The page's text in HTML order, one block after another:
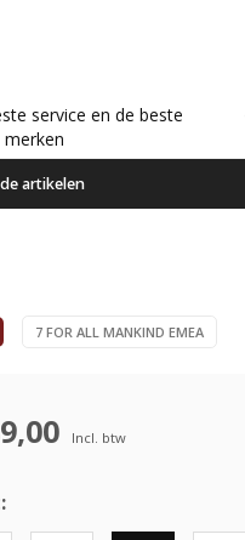
service en de beste
merken
artikelen
7 FOR ALL MANKIND EMEA
Incl. btw